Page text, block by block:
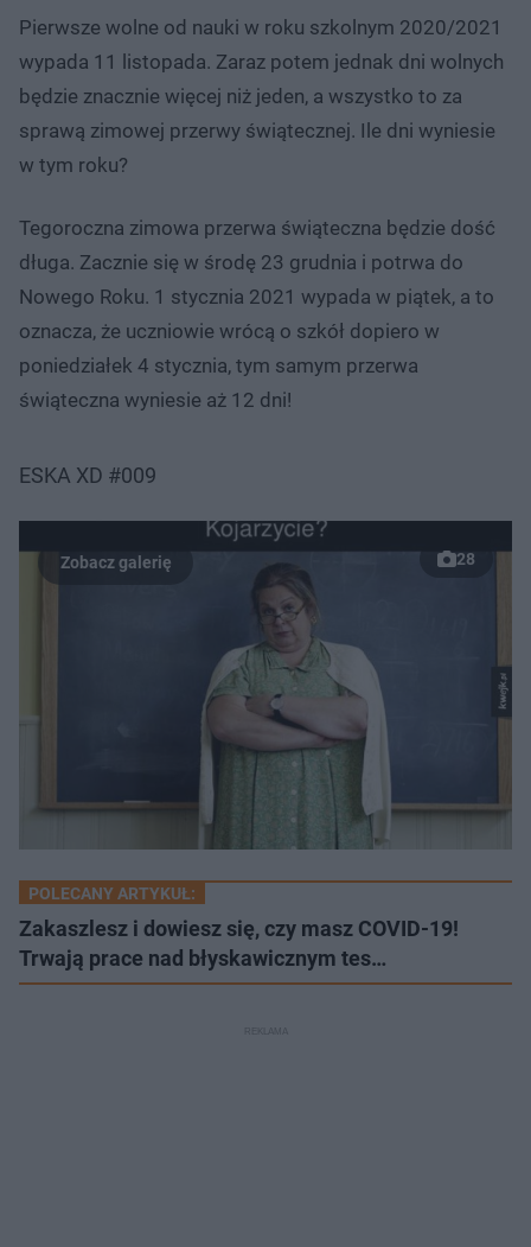
Pierwsze wolne od nauki w roku szkolnym 2020/2021
wypada 11 listopada. Zaraz potem jednak dni wolnych
będzie znacznie więcej niż jeden, a wszystko to za
sprawą zimowej przerwy świątecznej. Ile dni wyniesie
w tym roku?
Tegoroczna zimowa przerwa świąteczna będzie dość
długa. Zacznie się w środę 23 grudnia i potrwa do
Nowego Roku. 1 stycznia 2021 wypada w piątek, a to
oznacza, że uczniowie wrócą o szkół dopiero w
poniedziałek 4 stycznia, tym samym przerwa
świąteczna wyniesie aż 12 dni!
ESKA XD #009
28
POLECANY ARTYKUŁ:
Zakaszlesz i dowiesz się, czy masz COVID-19!
Trwają prace nad błyskawicznym tes…